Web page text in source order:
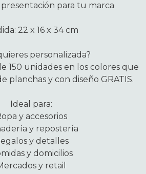
para tu marca
22 x 16 x 34 cm
personalizada?
150 unidades en los colores que
planchas y con diseño GRATIS.
Ideal para:
y accesorios
y repostería
y detalles
y domicilios
y retail